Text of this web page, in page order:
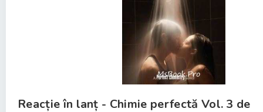
Reacție în lanț - Chimie perfectă Vol. 3 de